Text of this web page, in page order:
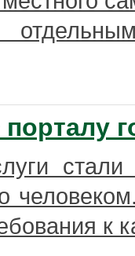
к